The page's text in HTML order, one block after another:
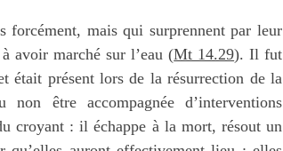
forcément, mais qui surprennent par leur
avoir marché sur l’eau (Mt 14.29). Il fut
était présent lors de la résurrection de la
être accompagnée d’interventions
croyant : il échappe à la mort, résout un